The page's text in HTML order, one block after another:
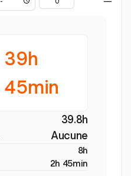
39h
45min
39.8h
Aucune
8h
2h 45min